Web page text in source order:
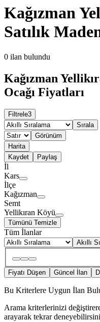
Kağızman
Satılık
0 ilan bulundu
Kağızman
Ocağı Fiyatları
Filtrele3
Sırala
Görünüm
Harita
Kaydet
Paylaş
İl
Kars
İlçe
Kağızman
Semt
Yellikıran Köyü
Tümünü Temizle
Tüm İlanlar
Akıllı
Fiyatı Düşen Güncel İlan
Bu Kriterlere Uygun İlan
Arama kriterlerinizi
arayarak tekrar